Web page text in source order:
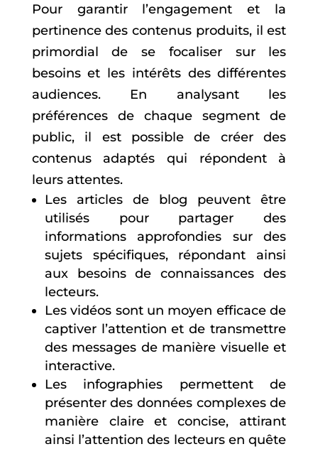
Pour garantir l’engagement et la
pertinence des contenus produits, il est
primordial de se focaliser sur les
besoins et les intérêts des différentes
audiences. En analysant les
préférences de chaque segment de
public, il est possible de créer des
contenus adaptés qui répondent à
leurs attentes.
Les articles de blog peuvent être
utilisés pour partager des
informations approfondies sur des
sujets spécifiques, répondant ainsi
aux besoins de connaissances des
lecteurs.
Les vidéos sont un moyen efficace de
captiver l’attention et de transmettre
des messages de manière visuelle et
interactive.
Les infographies permettent de
présenter des données complexes de
manière claire et concise, attirant
ainsi l’attention des lecteurs en quête